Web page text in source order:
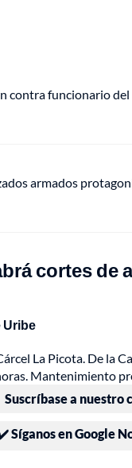
contra funcionario del
armados
cortes de
Uribe
La Picota. De la
Mantenimiento
Suscríbase a nuestro
Síganos en Google